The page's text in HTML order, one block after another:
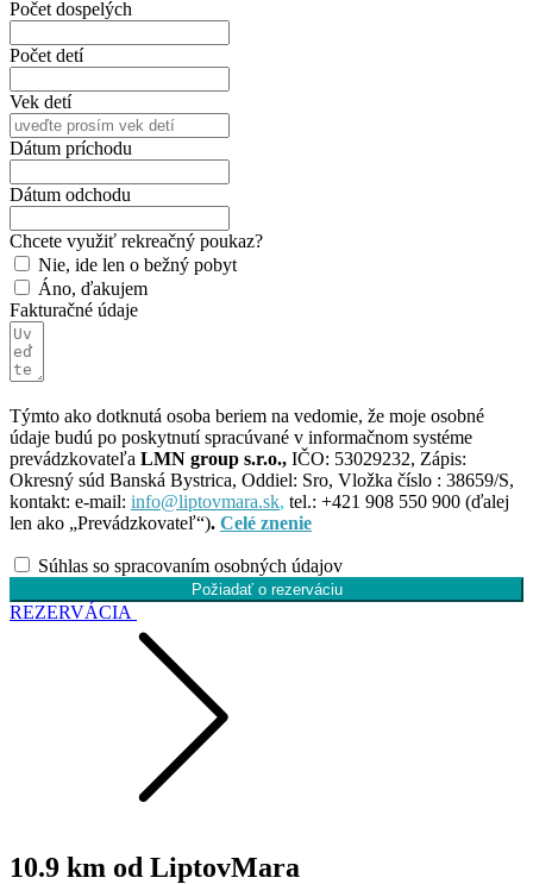
Počet dospelých
Počet detí
Vek detí
Dátum príchodu
Dátum odchodu
Chcete využiť rekreačný poukaz?
Nie, ide len o bežný pobyt
Áno, ďakujem
Fakturačné údaje
Týmto ako dotknutá osoba beriem na vedomie, že moje osobné
údaje budú po poskytnutí spracúvané v informačnom systéme
prevádzkovateľa LMN group s.r.o., IČO: 53029232, Zápis:
Okresný súd Banská Bystrica, Oddiel: Sro, Vložka číslo : 38659/S,
kontakt: e-mail: info@liptovmara.sk, tel.: +421 908 550 900 (ďalej
len ako „Prevádzkovateľ“). Celé znenie
Súhlas so spracovaním osobných údajov
Požiadať o rezerváciu
REZERVÁCIA
10.9 km od LiptovMara